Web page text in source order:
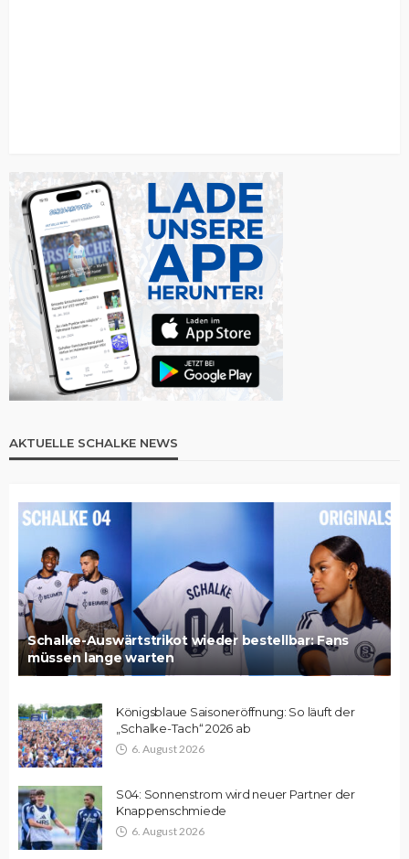
AKTUELLE SCHALKE NEWS
Schalke-Auswärtstrikot wieder bestellbar: Fans
müssen lange warten
Königsblaue Saisoneröffnung: So läuft der
„Schalke-Tach“ 2026 ab
6. August 2026
S04: Sonnenstrom wird neuer Partner der
Knappenschmiede
6. August 2026